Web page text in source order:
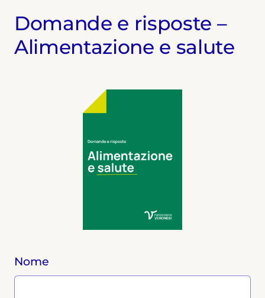
Domande e risposte –
Alimentazione e salute
Nome